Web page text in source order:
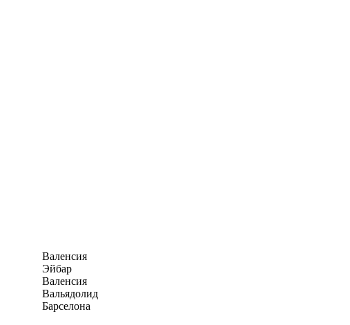
Валенсия
Эйбар
Валенсия
Вальядолид
Барселона